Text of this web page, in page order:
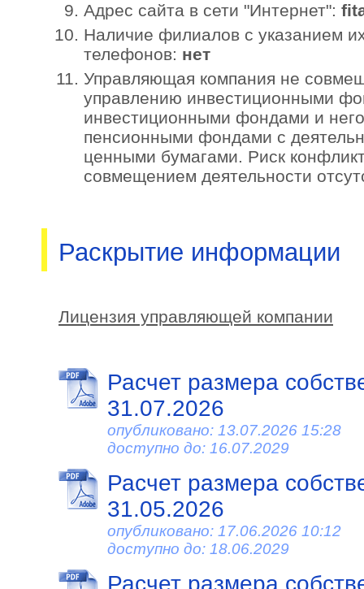
Адрес сайта в сети "Интернет":
Наличие филиалов с указанием
телефонов: нет
Управляющая компания не
управлению инвестиционными
инвестиционными фондами и
пенсионными фондами с
ценными бумагами. Риск
совмещением деятельности
Раскрытие информации
Лицензия управляющей компании
Расчет размера
31.07.2026
опубликовано: 13.07.2026 15:28
доступно до: 16.07.2029
Расчет размера
31.05.2026
опубликовано: 17.06.2026 10:12
доступно до: 18.06.2029